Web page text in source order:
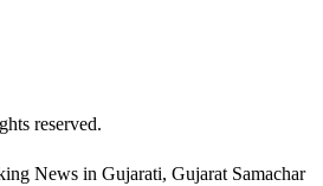
reserved.
News in Gujarati, Gujarat Samachar